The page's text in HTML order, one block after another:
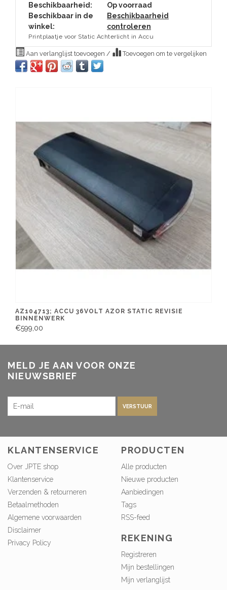
Beschikbaarheid:
Op voorraad
Beschikbaar in de
winkel:
Beschikbaarheid
controleren
Printplaatje voor Static Achterlicht in Accu
Aan verlanglijst toevoegen / Toevoegen om te vergelijken
AZ104713; ACCU 36VOLT AZOR STATIC REVISIE
BINNENWERK
€599,00
MELD JE AAN VOOR ONZE
NIEUWSBRIEF
VERSTUUR
KLANTENSERVICE
Over JPTE shop
Klantenservice
Verzenden & retourneren
Betaalmethoden
Algemene voorwaarden
Disclaimer
Privacy Policy
PRODUCTEN
Alle producten
Nieuwe producten
Aanbiedingen
Tags
RSS-feed
REKENING
Registreren
Mijn bestellingen
Mijn verlanglijst